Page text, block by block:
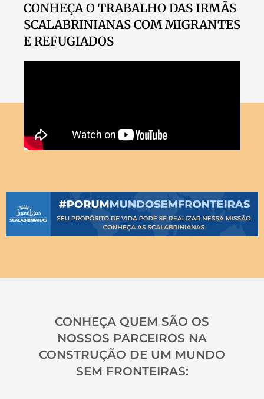
CONHEÇA O TRABALHO DAS IRMÃS
SCALABRINIANAS COM MIGRANTES
E REFUGIADOS
CONHEÇA QUEM SÃO OS
NOSSOS PARCEIROS NA
CONSTRUÇÃO DE UM MUNDO
SEM FRONTEIRAS: